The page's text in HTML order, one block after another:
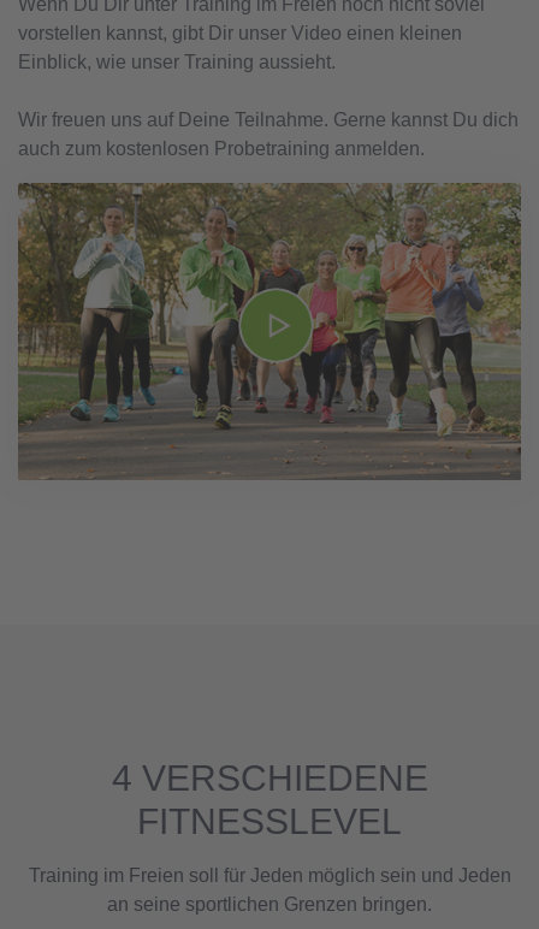
vorstellen kannst, gibt Dir unser Video einen kleinen
Einblick, wie unser Training aussieht.
Wir freuen uns auf Deine Teilnahme. Gerne kannst Du dich
auch zum kostenlosen Probetraining anmelden.
4 VERSCHIEDENE
FITNESSLEVEL
Training im Freien soll für Jeden möglich sein und Jeden
an seine sportlichen Grenzen bringen.